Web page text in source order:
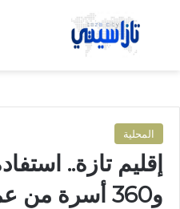
بحث عن
المحلية
و360 أسرة